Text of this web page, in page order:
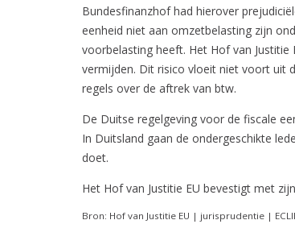
Bundesfinanzhof had hierover
eenheid niet aan omzetbelasting zijn
voorbelasting heeft. Het Hof van
vermijden. Dit risico vloeit niet voort uit
regels over de aftrek van btw.
De Duitse regelgeving voor de fiscale
In Duitsland gaan de ondergeschikte
doet.
Het Hof van Justitie EU bevestigt met
Bron: Hof van Justitie EU | jurisprudentie |